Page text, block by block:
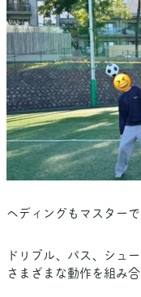
ヘディングもマスターで
ドリブル、パス、シュ
さまざまな動作を組み